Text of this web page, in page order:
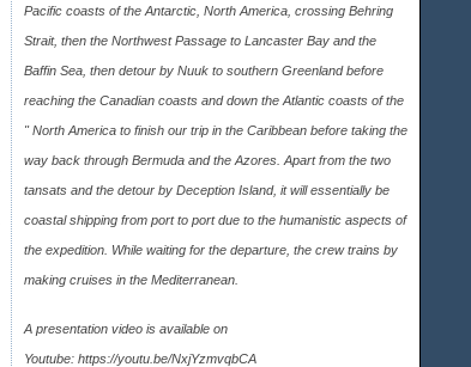
Pacific coasts of the Antarctic, North America, crossing Behring
Strait, then the Northwest Passage to Lancaster Bay and the
Baffin Sea, then detour by Nuuk to southern Greenland before
reaching the Canadian coasts and down the Atlantic coasts of the
" North America to finish our trip in the Caribbean before taking the
way back through Bermuda and the Azores. Apart from the two
tansats and the detour by Deception Island, it will essentially be
coastal shipping from port to port due to the humanistic aspects of
the expedition. While waiting for the departure, the crew trains by
making cruises in the Mediterranean.
A presentation video is available on
Youtube: https://youtu.be/NxjYzmvqbCA